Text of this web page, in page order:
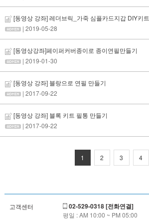
[동영상 강좌] 레더브릭_가죽 심플카드지갑 DIY키트
| 2019-05-28
[동영상강좌]페이퍼커버종이로 종이연필만들기
| 2019-01-30
[동영상 강좌] 블랑으로 연필 만들기
| 2017-09-22
[동영상 강좌] 블록 키트 필통 만들기
| 2017-09-22
1 2 3 4
고객센터 02-529-0318 [전화연결]
평일 : AM 10:00 ~ PM 05:00